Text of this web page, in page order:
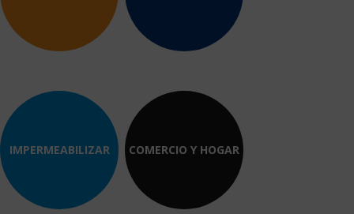
IMPERMEABILIZAR COMERCIO Y HOGAR